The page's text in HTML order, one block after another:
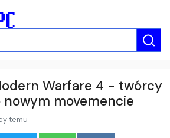
Warfare 4 - twórcy
nowym movemencie
temu